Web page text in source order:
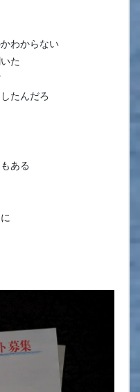
わからない
た
たんだろ
ある